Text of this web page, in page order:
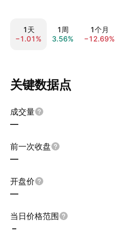
1天
−1.01%
1周
3.56%
1个月
−12.69%
关键数据点
成交量
—
前一次收盘
—
开盘价
—
当日价格范围
–